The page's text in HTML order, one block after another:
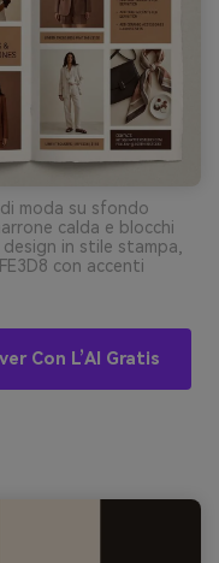
moda su sfondo
calda e blocchi
in stile stampa,
con accenti
Con L’AI Gratis